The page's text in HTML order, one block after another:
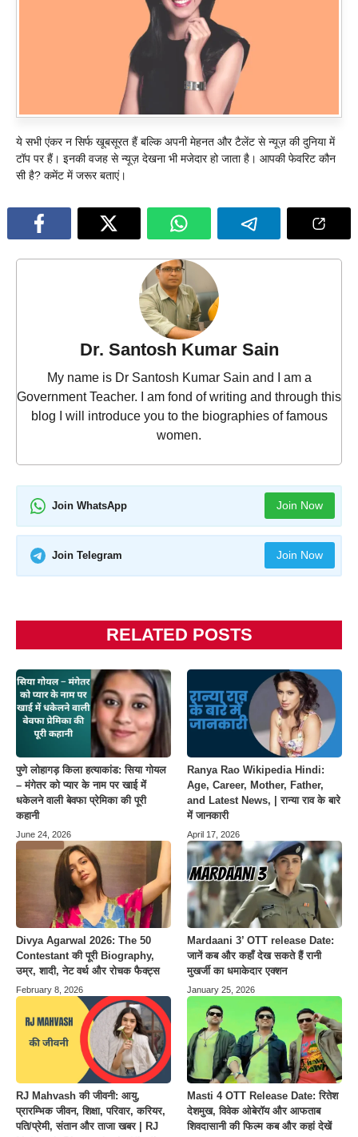
ये सभी एंकर न सिर्फ खूबसूरत हैं बल्कि अपनी मेहनत और टैलेंट से न्यूज़ की दुनिया में
टॉप पर हैं। इनकी वजह से न्यूज़ देखना भी मजेदार हो जाता है। आपकी फेवरिट कौन
सी है? कमेंट में जरूर बताएं।
Dr. Santosh Kumar Sain
My name is Dr Santosh Kumar Sain and I am a
Government Teacher. I am fond of writing and through this
blog I will introduce you to the biographies of famous
women.
Join WhatsApp Join Now
Join Telegram Join Now
RELATED POSTS
पुणे लोहागड़ किला हत्याकांड: सिया गोयल
– मंगेतर को प्यार के नाम पर खाई में
धकेलने वाली बेवफा प्रेमिका की पूरी
कहानी
June 24, 2026
Ranya Rao Wikipedia Hindi:
Age, Career, Mother, Father,
and Latest News, | रान्या राव के बारे
में जानकारी
April 17, 2026
Divya Agarwal 2026: The 50
Contestant की पूरी Biography,
उम्र, शादी, नेट वर्थ और रोचक फैक्ट्स
February 8, 2026
Mardaani 3’ OTT release Date:
जानें कब और कहाँ देख सकते हैं रानी
मुखर्जी का धमाकेदार एक्शन
January 25, 2026
RJ Mahvash की जीवनी: आयु,
प्रारम्भिक जीवन, शिक्षा, परिवार, करियर,
पति/प्रेमी, संतान और ताजा खबर | RJ
Masti 4 OTT Release Date: रितेश
देशमुख, विवेक ओबेरॉय और आफताब
शिवदासानी की फिल्म कब और कहां देखें